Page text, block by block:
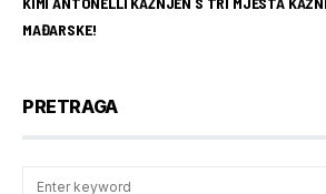
MAĐARSKE!
PRETRAGA